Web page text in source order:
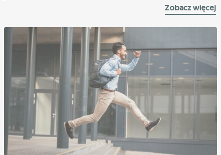
Zobacz więcej